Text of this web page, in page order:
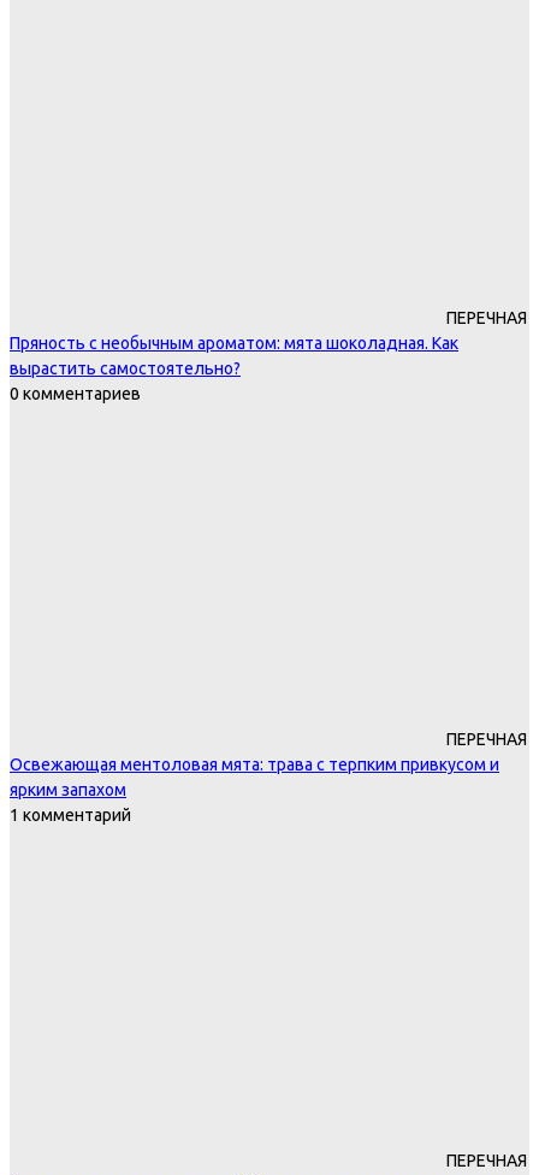
ПЕРЕЧНАЯ
Пряность с необычным ароматом: мята шоколадная. Как
вырастить самостоятельно?
0 комментариев
ПЕРЕЧНАЯ
Освежающая ментоловая мята: трава с терпким привкусом и
ярким запахом
1 комментарий
ПЕРЕЧНАЯ